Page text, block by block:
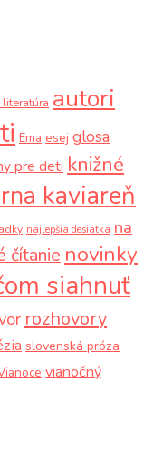
autori
Ema esej glosa
pre deti knižné
kaviareň
najlepšia desiatka na
čítanie novinky
siahnuť
rozhovory
slovenská próza
vianočný